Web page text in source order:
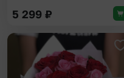
5 299 ₽